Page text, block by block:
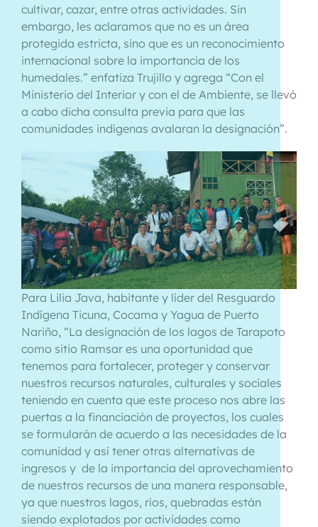
cultivar, cazar, entre otras actividades. Sin
embargo, les aclaramos que no es un área
protegida estricta, sino que es un reconocimiento
internacional sobre la importancia de los
humedales.” enfatiza Trujillo y agrega “Con el
Ministerio del Interior y con el de Ambiente, se llevó
a cabo dicha consulta previa para que las
comunidades indígenas avalaran la designación”.
Para Lilia Java, habitante y líder del Resguardo
Indígena Ticuna, Cocama y Yagua de Puerto
Nariño, “La designación de los lagos de Tarapoto
como sitio Ramsar es una oportunidad que
tenemos para fortalecer, proteger y conservar
nuestros recursos naturales, culturales y sociales
teniendo en cuenta que este proceso nos abre las
puertas a la financiación de proyectos, los cuales
se formularán de acuerdo a las necesidades de la
comunidad y así tener otras alternativas de
ingresos y de la importancia del aprovechamiento
de nuestros recursos de una manera responsable,
ya que nuestros lagos, ríos, quebradas están
siendo explotados por actividades como